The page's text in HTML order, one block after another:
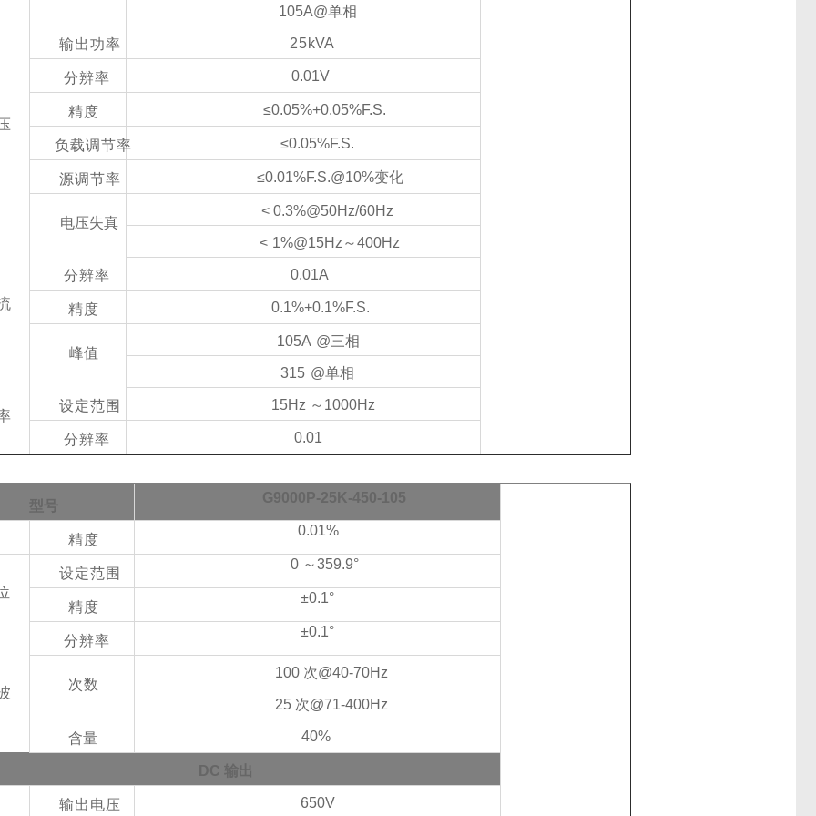
105A@单相
输出功率 25kVA
分辨率 0.01V
精度 ≤0.05%+0.05%F.S.
负载调节率 ≤0.05%F.S.
源调节率 ≤0.01%F.S.@10%变化
电压失真
< 0.3%@50Hz/60Hz
< 1%@15Hz ～400Hz
分辨率 0.01A
精度 0.1%+0.1%F.S.
峰值
105A @三相
315 @单相
设定范围 15Hz ～ 1000Hz
分辨率 0.01
型号
G9000P-25K-450-105
精度
0.01%
设定范围
0 ～359.9°
精度
±0.1°
分辨率
±0.1°
次数
100 次@40-70Hz
25 次@71-400Hz
含量 40%
DC 输出
输出电压 650V